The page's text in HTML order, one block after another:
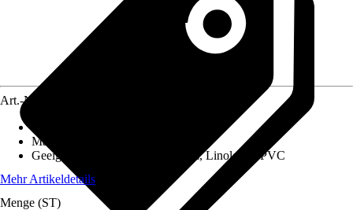
Art.-Nr.
Material
Geeignet für
Feinsteinzeug, Holz, Linoleum, PVC
Mehr Artikeldetails
Menge (ST)